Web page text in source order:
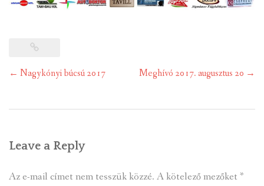
Post
← Nagykónyi búcsú 2017 Meghívó 2017. augusztus 20 →
Leave a Reply
Az e-mail címet nem tesszük közzé. A kötelező mezőket *